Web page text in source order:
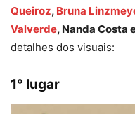
Queiroz, Bruna
Valverde, Nanda Costa
detalhes dos visuais:
1° lugar